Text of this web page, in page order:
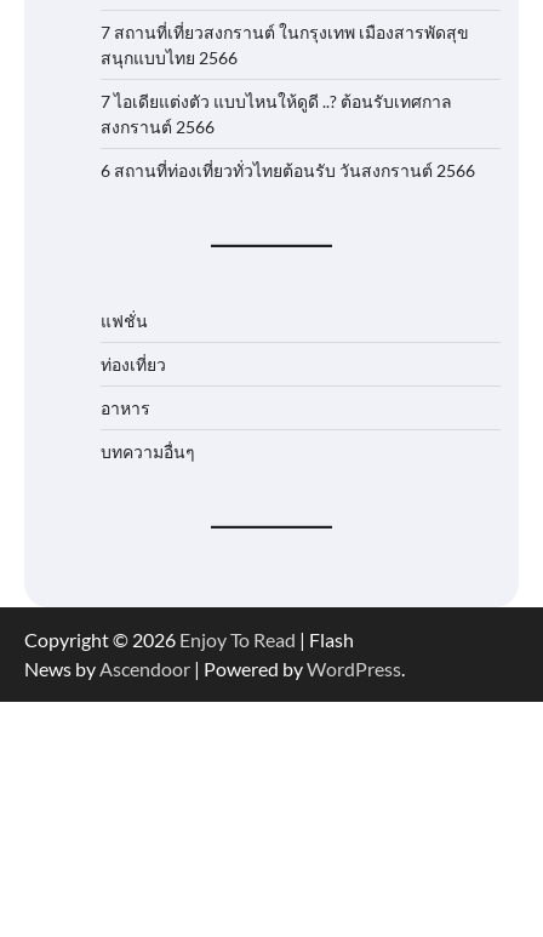
7 สถานที่เที่ยวสงกรานต์ ในกรุงเทพ เมืองสารพัดสุข
สนุกแบบไทย 2566
7 ไอเดียแต่งตัว แบบไหนให้ดูดี ..? ต้อนรับเทศกาล
สงกรานต์ 2566
6 สถานที่ท่องเที่ยวทั่วไทยต้อนรับ วันสงกรานต์ 2566
แฟชั่น
ท่องเที่ยว
อาหาร
บทความอื่นๆ
Copyright © 2026 Enjoy To Read | Flash
News byAscendoor | Powered byWordPress.